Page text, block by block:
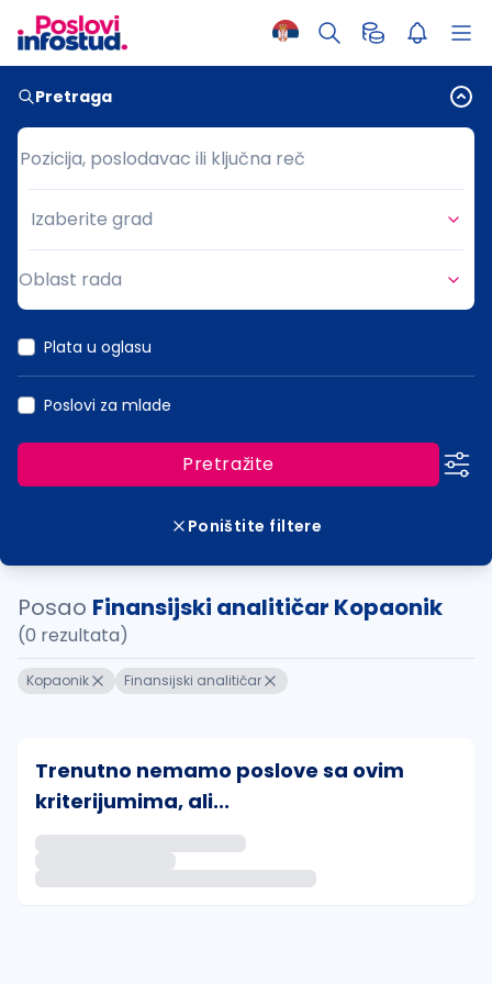
Pretraga
Pozicija, poslodavac ili ključna reč
Pozicija, poslodavac ili ključna reč
Grad
Izaberite grad
Oblast rada
Plata u oglasu
Poslovi za mlade
Pretražite
Poništite filtere
Posao Finansijski analitičar Kopaonik
(0 rezultata)
Kopaonik Finansijski analitičar
Trenutno nemamo poslove sa ovim
kriterijumima, ali...